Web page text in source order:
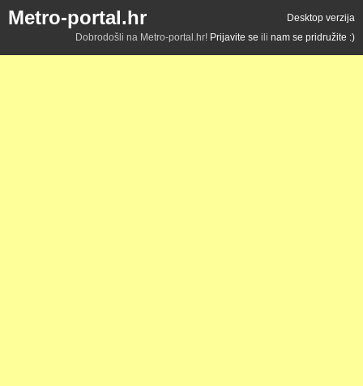
Metro-portal.hr
Desktop verzija
Dobrodošli na Metro-portal.hr! Prijavite se ili nam se pridružite :)